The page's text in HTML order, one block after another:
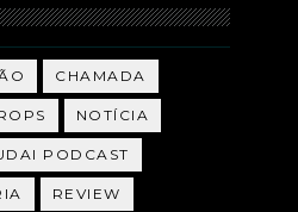
CHAMADA
NOTÍCIA
PODCAST
REVIEW